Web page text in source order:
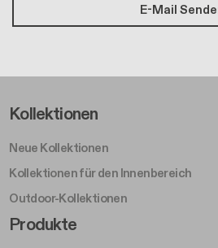
Footer Left Middle A
Kollektionen
Neue Kollektionen
Kollektionen für den Innenbereich
Outdoor-Kollektionen
Footer Right Middle A
Produkte